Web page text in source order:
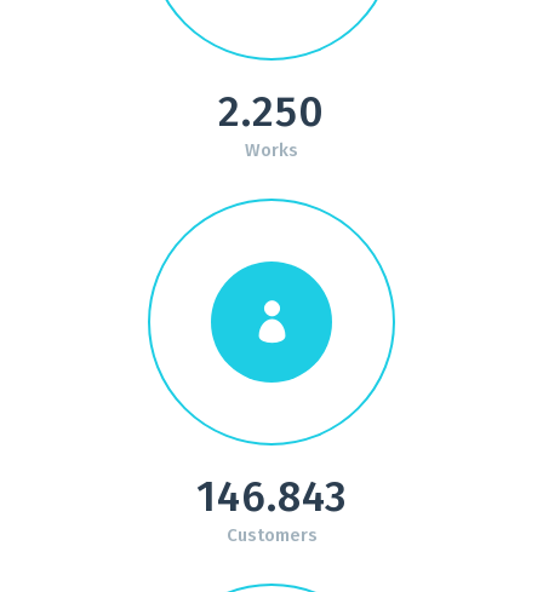
2.250
Works
146.843
Customers